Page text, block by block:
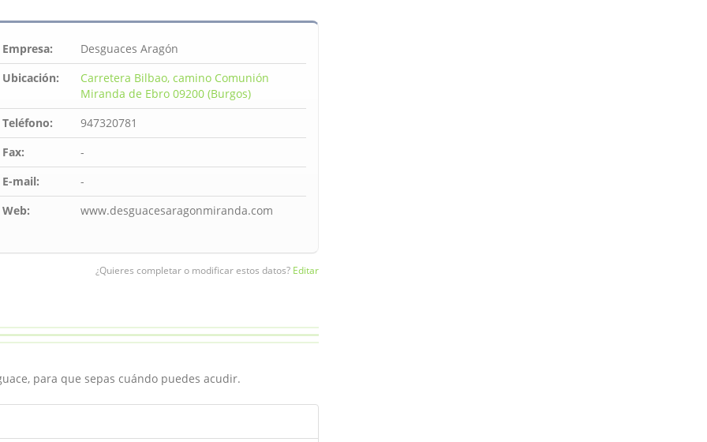
Empresa:
Desguaces Aragón
Ubicación:
Carretera Bilbao, camino Comunión
Miranda de Ebro 09200 (Burgos)
Teléfono:
947320781
Fax:
-
E-mail:
-
Web:
www.desguacesaragonmiranda.com
¿Quieres completar o modificar estos datos? Editar
para que sepas cuándo puedes acudir.